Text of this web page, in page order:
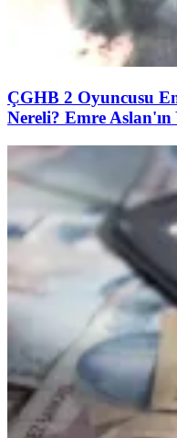
ÇGHB 2 Oyuncusu
Nereli? Emre Aslan'ın